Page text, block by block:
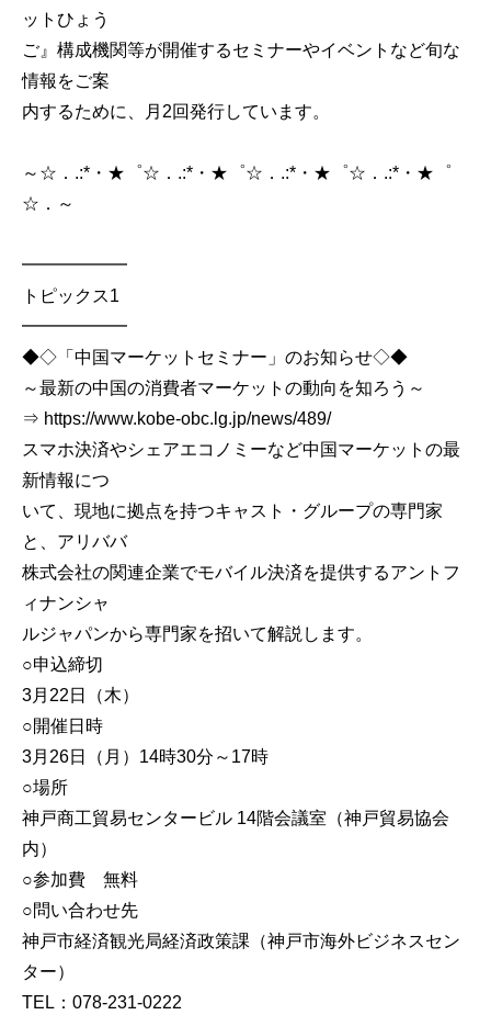
ットひょう
ご』構成機関等が開催するセミナーやイベントなど旬な
情報をご案
内するために、月2回発行しています。
～☆．.:*・★゜☆．.:*・★゜☆．.:*・★゜☆．.:*・★゜
☆．～
━━━━━━
トピックス1
━━━━━━
◆◇「中国マーケットセミナー」のお知らせ◇◆
～最新の中国の消費者マーケットの動向を知ろう～
⇒ https://www.kobe-obc.lg.jp/news/489/
スマホ決済やシェアエコノミーなど中国マーケットの最
新情報につ
いて、現地に拠点を持つキャスト・グループの専門家
と、アリババ
株式会社の関連企業でモバイル決済を提供するアントフ
ィナンシャ
ルジャパンから専門家を招いて解説します。
○申込締切
3月22日（木）
○開催日時
3月26日（月）14時30分～17時
○場所
神戸商工貿易センタービル 14階会議室（神戸貿易協会
内）
○参加費 無料
○問い合わせ先
神戸市経済観光局経済政策課（神戸市海外ビジネスセン
ター）
TEL：078-231-0222